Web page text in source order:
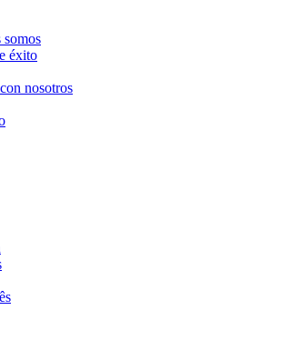
somos
éxito
nosotros